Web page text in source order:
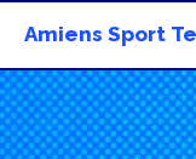
Amiens Sport